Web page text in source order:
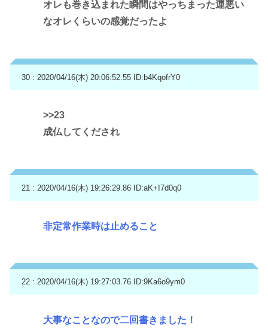
オレも巻き込まれた瞬間はやっちまった運悪い
なオレくらいの感覚だったよ
30 : 2020/04/16(木) 20:06:52.55 ID:b4KqofrY0
>>23
成仏してくだされ
21 : 2020/04/16(木) 19:26:29.86 ID:aK+I7d0q0
非定常作業時は止めること
22 : 2020/04/16(木) 19:27:03.76 ID:9Ka6o9ym0
大事なことなので二回書きました！